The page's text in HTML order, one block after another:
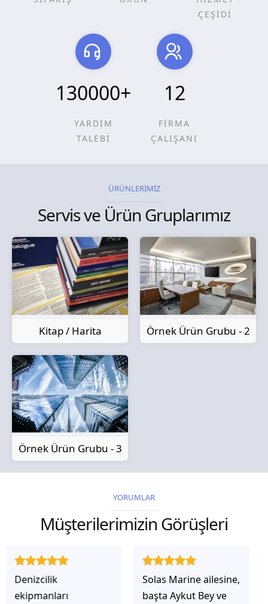
ÇEŞİDİ
130000+
YARDIM
TALEBİ
12
FİRMA
ÇALIŞANI
ÜRÜNLERİMİZ
Servis ve Ürün Gruplarımız
Kitap / Harita Örnek Ürün Grubu - 2
Örnek Ürün Grubu - 3
YORUMLAR
Müşterilerimizin Görüşleri
Solas Marine ailesine,
başta Aykut Bey ve
Solas Marine ile
çalıştığınızda,